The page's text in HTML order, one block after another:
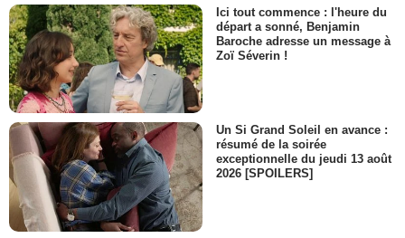
Ici tout commence : l'heure du
départ a sonné, Benjamin
Baroche adresse un message à
Zoï Séverin !
Un Si Grand Soleil en avance :
résumé de la soirée
exceptionnelle du jeudi 13 août
2026 [SPOILERS]